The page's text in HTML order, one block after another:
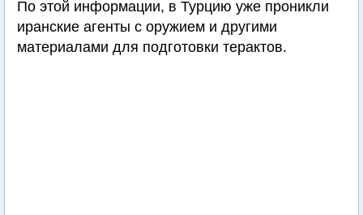
По этой информации, в Турцию уже проникли
иранские агенты с оружием и другими
материалами для подготовки терактов.